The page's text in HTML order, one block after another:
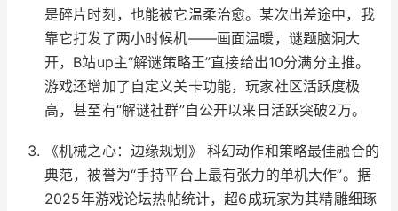
是碎片时刻，也能被它温柔治愈。某次出差途中，我
靠它打发了两小时候机——画面温暖，谜题脑洞大
开，B站up主“解谜策略王”直接给出10分满分主推。
游戏还增加了自定义关卡功能，玩家社区活跃度极
高，甚至有“解谜社群”自公开以来日活跃突破2万。
《机械之心：边缘规划》 科幻动作和策略最佳融合的
典范，被誉为“手持平台上最有张力的单机大作”。据
2025年游戏论坛热帖统计，超6成玩家为其精雕细琢